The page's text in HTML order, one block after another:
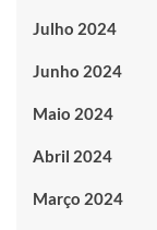
Julho 2024
Junho 2024
Maio 2024
Abril 2024
Março 2024